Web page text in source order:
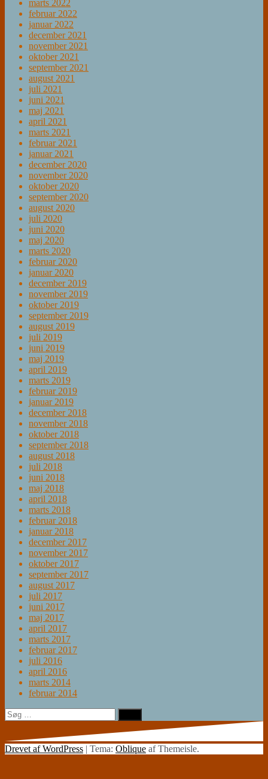
marts 2022
februar 2022
januar 2022
december 2021
november 2021
oktober 2021
september 2021
august 2021
juli 2021
juni 2021
maj 2021
april 2021
marts 2021
februar 2021
januar 2021
december 2020
november 2020
oktober 2020
september 2020
august 2020
juli 2020
juni 2020
maj 2020
marts 2020
februar 2020
januar 2020
december 2019
november 2019
oktober 2019
september 2019
august 2019
juli 2019
juni 2019
maj 2019
april 2019
marts 2019
februar 2019
januar 2019
december 2018
november 2018
oktober 2018
september 2018
august 2018
juli 2018
juni 2018
maj 2018
april 2018
marts 2018
februar 2018
januar 2018
december 2017
november 2017
oktober 2017
september 2017
august 2017
juli 2017
juni 2017
maj 2017
april 2017
marts 2017
februar 2017
juli 2016
april 2016
marts 2014
februar 2014
Søg
efter:
Drevet af WordPress | Tema: Oblique af Themeisle.